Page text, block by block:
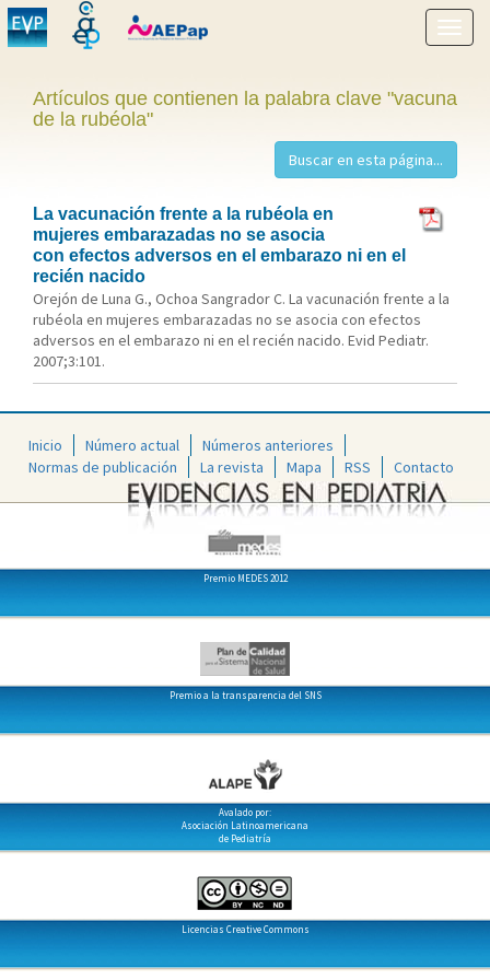
menú
Artículos que contienen la palabra clave "vacuna
de la rubéola"
La vacunación frente a la rubéola en
mujeres embarazadas no se asocia
con efectos adversos en el embarazo ni en el
recién nacido
Orejón de Luna G., Ochoa Sangrador C. La vacunación frente a la
rubéola en mujeres embarazadas no se asocia con efectos
adversos en el embarazo ni en el recién nacido. Evid Pediatr.
2007;3:101.
Inicio Número actual
Números anteriores
Normas de publicación
La revista Mapa RSS Contacto
Premio MEDES 2012
Premio a la transparencia del SNS
Avalado por:
Asociación Latinoamericana
de Pediatría
Licencias Creative Commons